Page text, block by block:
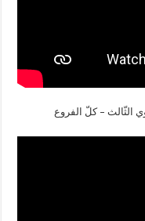
الثّالث – كلّ الفروع